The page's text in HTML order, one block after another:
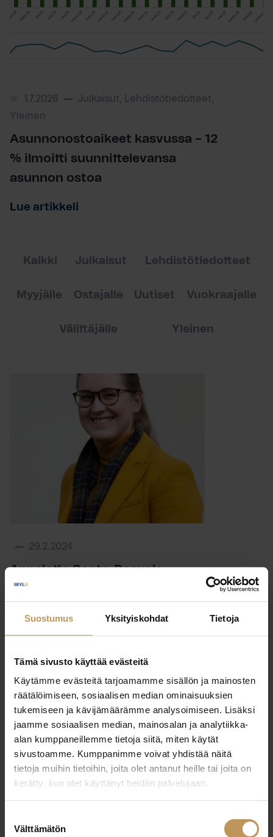
Suostumus Yksityiskohdat Tietoja
Tämä sivusto käyttää evästeitä
Käytämme evästeitä tarjoamamme sisällön ja mainosten
räätälöimiseen, sosiaalisen median ominaisuuksien
tukemiseen ja kävijämäärämme analysoimiseen. Lisäksi
jaamme sosiaalisen median, mainosalan ja analytiikka-
alan kumppaneillemme tietoja siitä, miten käytät
sivustoamme. Kumppanimme voivat yhdistää näitä
tietoja muihin tietoihin, joita olet antanut heille tai joita on
kerätty, kun olet käyttänyt heidän palvelujaan.
valinta
Välttämätön
1.7.2026
Julkaisut, Lehdistötiedotteet,
Yleinen
Asunnonostoaikeet kasvussa – 12
% ilmoitti suunnittelevansa
asunnon ostoa
Lue artikkeli
Kaikki Julkaisut Lehdistötiedotteet
Myyjälle Ostajalle Uutiset Vuokraajalle
Välittäjälle Yleinen
29.2.2024
Annalotta Santa-Paavola
29.2.2024